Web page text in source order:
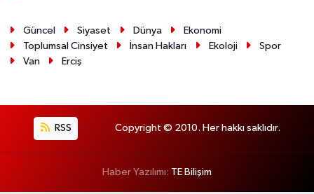
Güncel Siyaset Dünya
Ekonomi
Toplumsal Cinsiyet
İnsan Hakları Ekoloji
Spor
Van
Erciş
RSS Copyright © 2010. Her hakkı saklıdır.
Haber Yazılımı: TE Bilişim